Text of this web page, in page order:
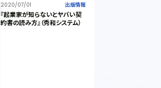
2020/07/01 出版情報
『起業家が知らないとヤバい契
約書の読み方』（秀和システム）